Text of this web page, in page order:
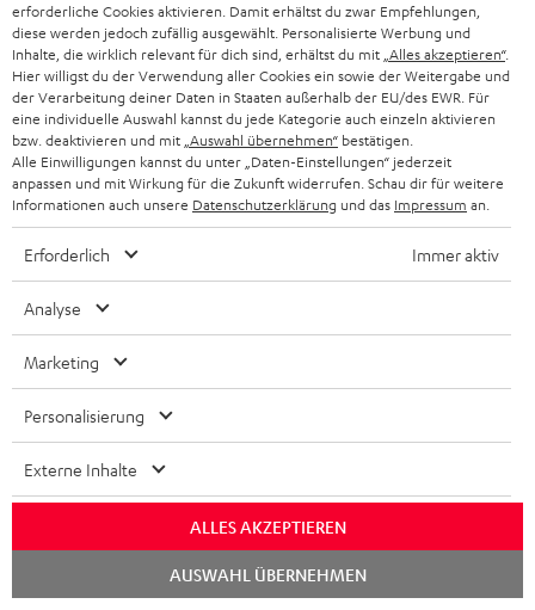
Franz W.
Einfach nur Wow
Haben lange die Anlage im Blick gehabt für unsere "kleine"
Stube...👍 der Postbote hat sich "gefreut" über das Gewicht.
Dominik R.
05.04.2026
Ich bin sehr zufrieden, der Klang ist sowohl bei Filmen als auch
bei Musik hervorragend, die Lautsprecher sind sehr solide
verarbeitet, habe
Komplette Bewertung lesen
Peter F.
(automatisch übersetzt *)
erforderliche Cookies aktivieren. Damit erhältst du zwar Empfehlungen,
diese werden jedoch zufällig ausgewählt. Personalisierte Werbung und
Inhalte, die wirklich relevant für dich sind, erhältst du mit „Alles akzeptieren“.
Hier willigst du der Verwendung aller Cookies ein sowie der Weitergabe und
der Verarbeitung deiner Daten in Staaten außerhalb der EU/des EWR. Für
eine individuelle Auswahl kannst du jede Kategorie auch einzeln aktivieren
bzw. deaktivieren und mit „Auswahl übernehmen“ bestätigen.
Alle Einwilligungen kannst du unter „Daten-Einstellungen“ jederzeit
anpassen und mit Wirkung für die Zukunft widerrufen. Schau dir für weitere
Informationen auch unsere Datenschutzerklärung und das Impressum an.
Erforderlich Immer aktiv
Analyse
Marketing
Personalisierung
Externe Inhalte
ALLES AKZEPTIEREN
AUSWAHL ÜBERNEHMEN